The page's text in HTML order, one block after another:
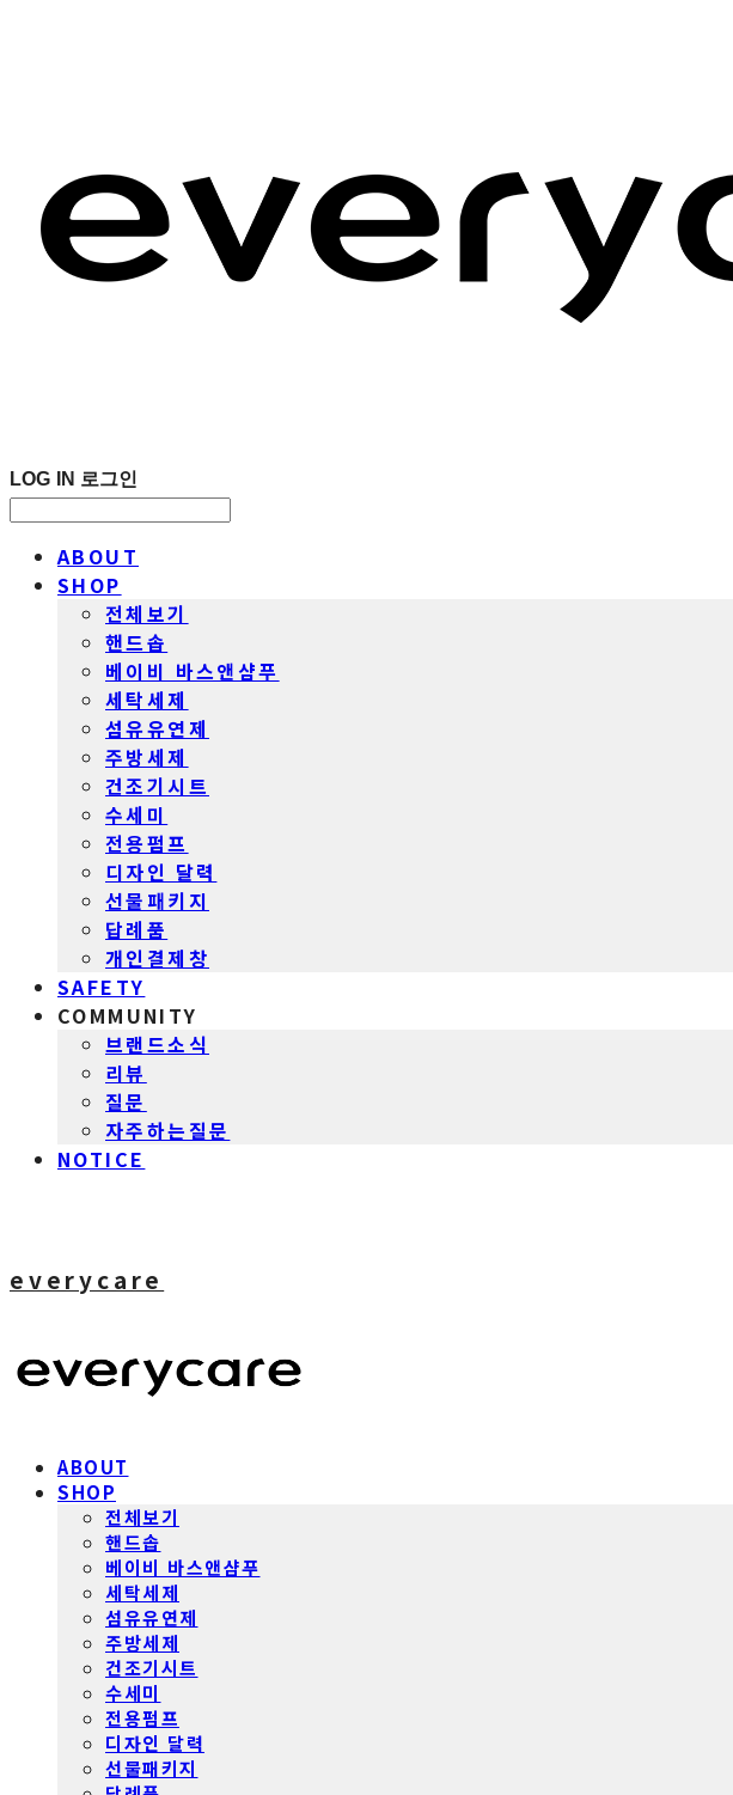
LOG IN 로그인
ABOUT
SHOP
전체보기
핸드솝
베이비 바스앤샴푸
세탁세제
섬유유연제
주방세제
건조기시트
수세미
전용펌프
디자인 달력
선물패키지
답례품
개인결제창
SAFETY
COMMUNITY
브랜드소식
리뷰
질문
자주하는질문
NOTICE
everycare
ABOUT
SHOP
전체보기
핸드솝
베이비 바스앤샴푸
세탁세제
섬유유연제
주방세제
건조기시트
수세미
전용펌프
디자인 달력
선물패키지